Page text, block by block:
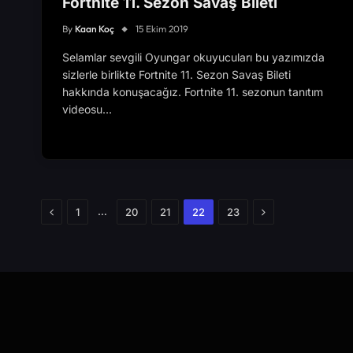
By Kaan Koç 15 Ekim 2019
Selamlar sevgili Oyungar okuyucuları bu yazımızda
sizlerle birlikte Fortnite 11. Sezon Savaş Bileti
hakkında konuşacağız. Fortnite 11. sezonun tanıtım
videosu…
Önceki
1 … 20 21 22 23 Next